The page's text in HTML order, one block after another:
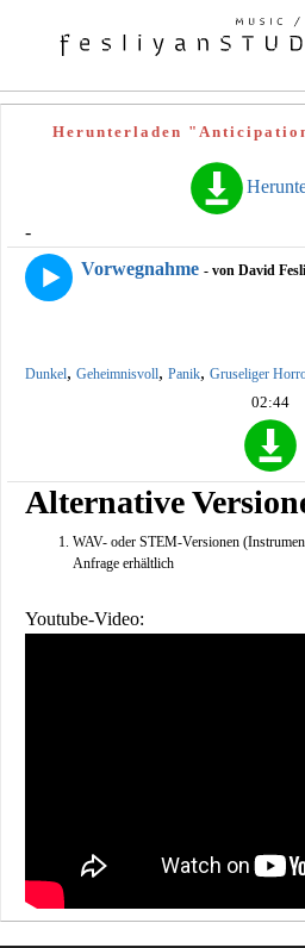
Herunterladen
-
Vorwegnahme - von David
Dunkel, Geheimnisvoll, Panik, Gruseliger
02:44
Alternative
WAV- oder STEM-Versionen
Anfrage erhältlich
Youtube-Video: